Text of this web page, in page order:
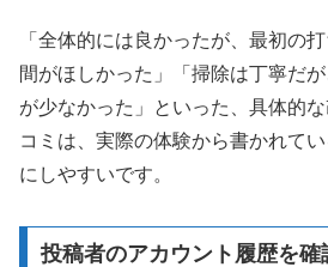
「全体的には良かったが、最初の
間がほしかった」「掃除は丁寧だ
が少なかった」といった、具体的
コミは、実際の体験から書かれて
にしやすいです。
投稿者のアカウント履歴を確